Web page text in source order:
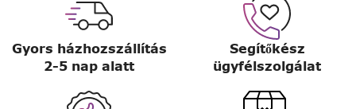
Gyors házhozszállítás
2-5 nap alatt
Segítőkész
ügyfélszolgálat